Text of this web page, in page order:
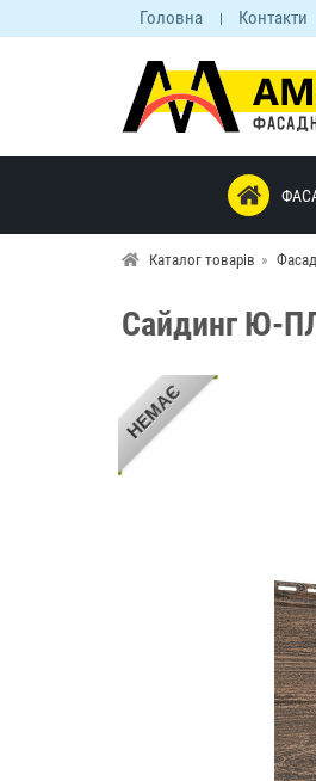
Головна Контакти
Каталог товарів
Сайдинг Ю-
НЕМАЄ